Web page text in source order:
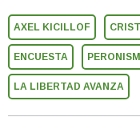
AXEL KICILLOF
ENCUESTA
LA LIBERTAD AVANZA